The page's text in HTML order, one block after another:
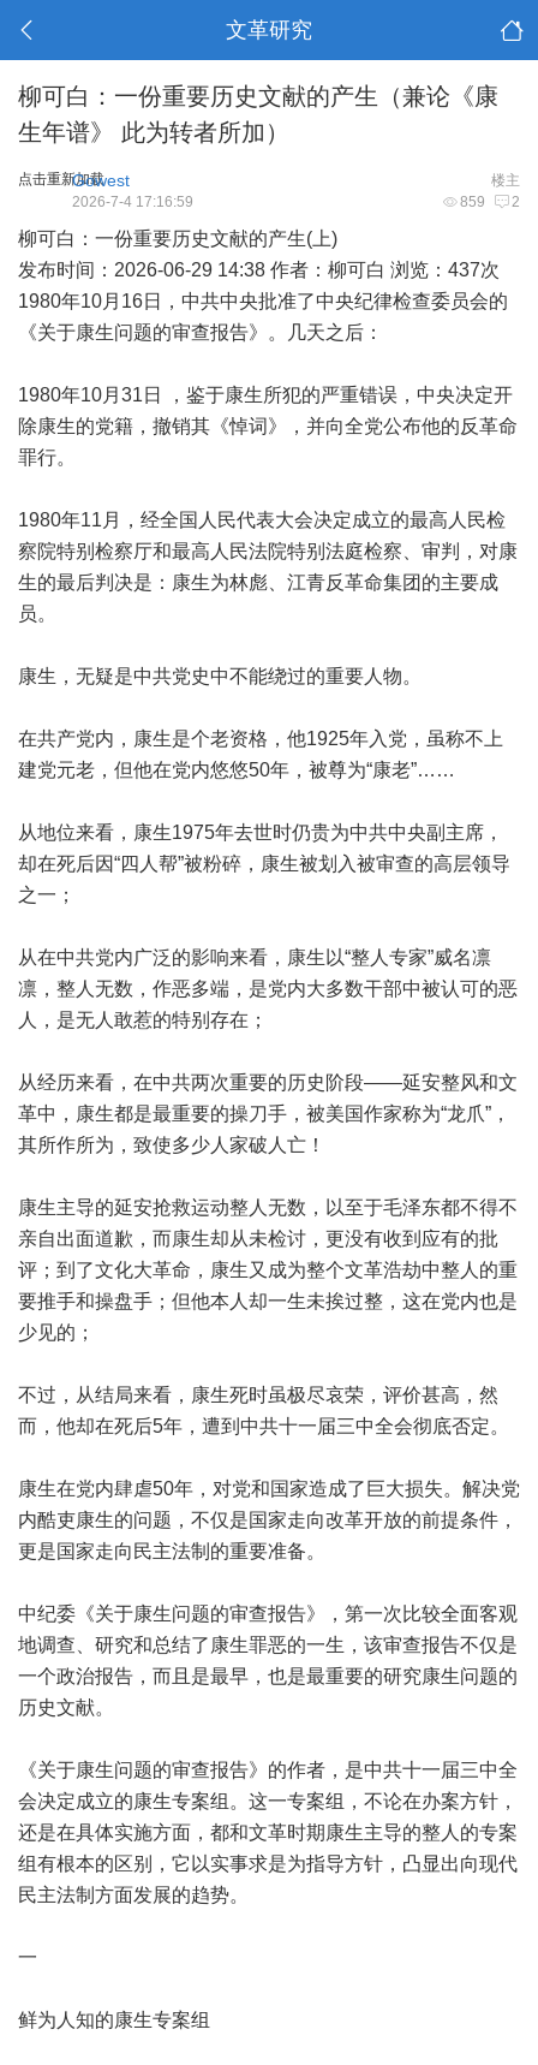
文革研究
柳可白：一份重要历史文献的产生（兼论《康
生年谱》 此为转者所加）
点击重新加载 楼主
Gowest
859 2
2026-7-4 17:16:59
柳可白：一份重要历史文献的产生(上)
发布时间：2026-06-29 14:38 作者：柳可白 浏览：437次
1980年10月16日，中共中央批准了中央纪律检查委员会的
《关于康生问题的审查报告》。几天之后：
1980年10月31日 ，鉴于康生所犯的严重错误，中央决定开
除康生的党籍，撤销其《悼词》，并向全党公布他的反革命
罪行。
1980年11月，经全国人民代表大会决定成立的最高人民检
察院特别检察厅和最高人民法院特别法庭检察、审判，对康
生的最后判决是：康生为林彪、江青反革命集团的主要成
员。
康生，无疑是中共党史中不能绕过的重要人物。
在共产党内，康生是个老资格，他1925年入党，虽称不上
建党元老，但他在党内悠悠50年，被尊为“康老”……
从地位来看，康生1975年去世时仍贵为中共中央副主席，
却在死后因“四人帮”被粉碎，康生被划入被审查的高层领导
之一；
从在中共党内广泛的影响来看，康生以“整人专家”威名凛
凛，整人无数，作恶多端，是党内大多数干部中被认可的恶
人，是无人敢惹的特别存在；
从经历来看，在中共两次重要的历史阶段——延安整风和文
革中，康生都是最重要的操刀手，被美国作家称为“龙爪”，
其所作所为，致使多少人家破人亡！
康生主导的延安抢救运动整人无数，以至于毛泽东都不得不
亲自出面道歉，而康生却从未检讨，更没有收到应有的批
评；到了文化大革命，康生又成为整个文革浩劫中整人的重
要推手和操盘手；但他本人却一生未挨过整，这在党内也是
少见的；
不过，从结局来看，康生死时虽极尽哀荣，评价甚高，然
而，他却在死后5年，遭到中共十一届三中全会彻底否定。
康生在党内肆虐50年，对党和国家造成了巨大损失。解决党
内酷吏康生的问题，不仅是国家走向改革开放的前提条件，
更是国家走向民主法制的重要准备。
中纪委《关于康生问题的审查报告》，第一次比较全面客观
地调查、研究和总结了康生罪恶的一生，该审查报告不仅是
一个政治报告，而且是最早，也是最重要的研究康生问题的
历史文献。
《关于康生问题的审查报告》的作者，是中共十一届三中全
会决定成立的康生专案组。这一专案组，不论在办案方针，
还是在具体实施方面，都和文革时期康生主导的整人的专案
组有根本的区别，它以实事求是为指导方针，凸显出向现代
民主法制方面发展的趋势。
一
鲜为人知的康生专案组